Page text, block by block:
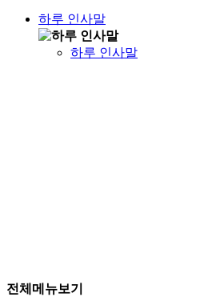
하루 인사말
하루 인사말
전체메뉴보기